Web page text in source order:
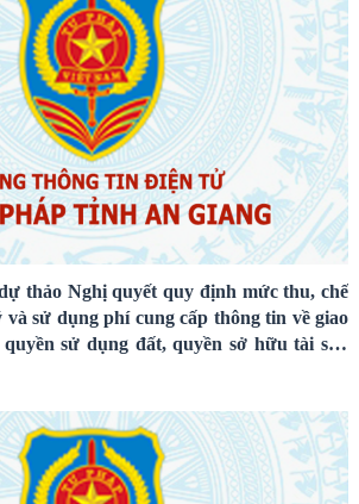
thảo Nghị quyết quy định mức thu, chế
sử dụng phí cung cấp thông tin về giao
sử dụng đất, quyền sở hữu tài sản
bàn tỉnh An Giang